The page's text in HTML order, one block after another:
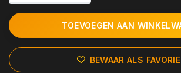
TOEVOEGEN AAN
BEWAAR ALS